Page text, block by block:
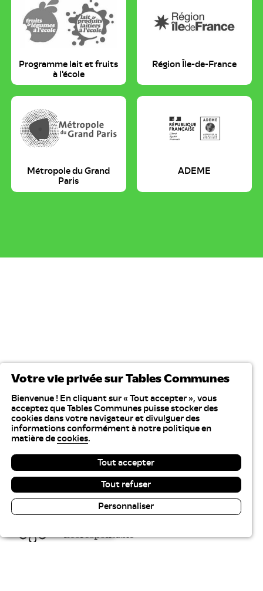
Programme lait et fruits
à l'école
Région Île-de-France
Métropole du Grand
Paris
ADEME
Votre vie privée sur Tables Communes
Bienvenue ! En cliquant sur « Tout accepter », vous
acceptez que Tables Communes puisse stocker des
cookies dans votre navigateur et divulguer des
informations conformément à notre politique en
matière de cookies.
Tout accepter
Tout refuser
Personnaliser